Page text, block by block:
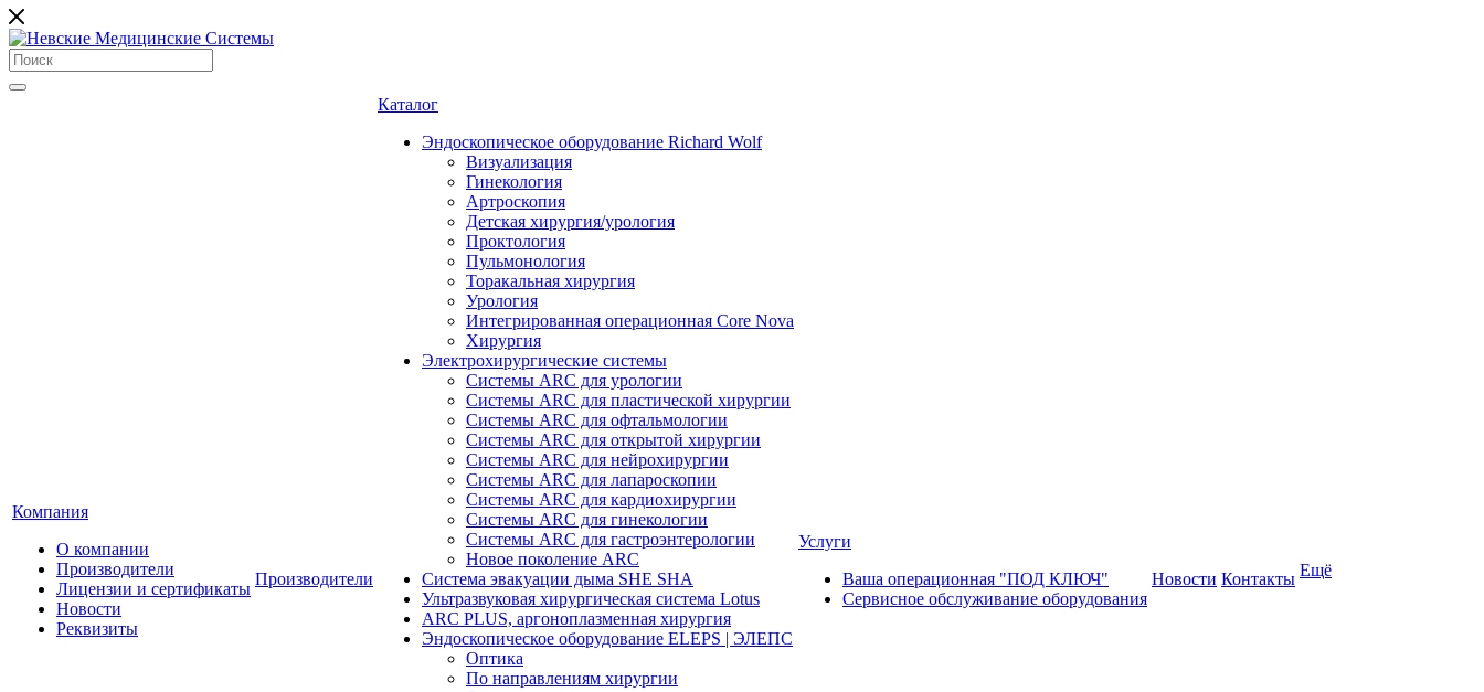
Компания
О компании
Производители
Лицензии и сертификаты
Новости
Реквизиты
Производители
Каталог
Эндоскопическое оборудование Richard Wolf
Визуализация
Гинекология
Артроскопия
Детская хирургия/урология
Проктология
Пульмонология
Торакальная хирургия
Урология
Интегрированная операционная Core Nova
Хирургия
Электрохирургические системы
Системы ARC для урологии
Системы ARC для пластической хирургии
Системы ARC для офтальмологии
Системы ARC для открытой хирургии
Системы ARC для нейрохирургии
Системы ARC для лапароскопии
Системы ARC для кардиохирургии
Системы ARC для гинекологии
Системы ARC для гастроэнтерологии
Новое поколение ARC
Система эвакуации дыма SHE SHA
Ультразвуковая хирургическая система Lotus
ARC PLUS, аргоноплазменная хирургия
Эндоскопическое оборудование ELEPS | ЭЛЕПС
Оптика
По направлениям хирургии
Услуги
Ваша операционная "ПОД КЛЮЧ"
Сервисное обслуживание оборудования
Новости Контакты Ещё